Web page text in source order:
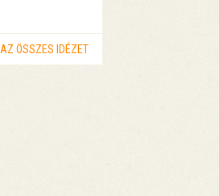
AZ ÖSSZES IDÉZET